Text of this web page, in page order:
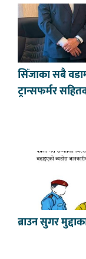
सिँजाका सबै
ट्रान्सफर्मर
ब्राउन सुगर